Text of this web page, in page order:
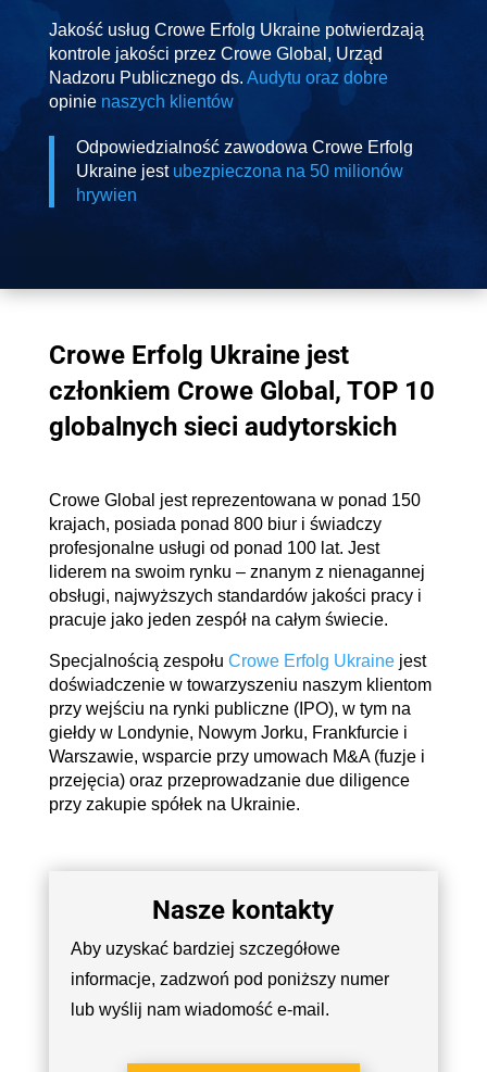
Jakość usług Crowe Erfolg Ukraine potwierdzają
kontrole jakości przez Crowe Global, Urząd
Nadzoru Publicznego ds. Audytu oraz dobre
opinie naszych klientów
Odpowiedzialność zawodowa Crowe Erfolg
Ukraine jest ubezpieczona na 50 milionów
hrywien
Crowe Erfolg Ukraine jest
członkiem Crowe Global, TOP 10
globalnych sieci audytorskich
Crowe Global jest reprezentowana w ponad 150
krajach, posiada ponad 800 biur i świadczy
profesjonalne usługi od ponad 100 lat. Jest
liderem na swoim rynku – znanym z nienagannej
obsługi, najwyższych standardów jakości pracy i
pracuje jako jeden zespół na całym świecie.
Specjalnością zespołu Crowe Erfolg Ukrainejest
doświadczenie w towarzyszeniu naszym klientom
przy wejściu na rynki publiczne (IPO), w tym na
giełdy w Londynie, Nowym Jorku, Frankfurcie i
Warszawie, wsparcie przy umowach M&A (fuzje i
przejęcia) oraz przeprowadzanie due diligence
przy zakupie spółek na Ukrainie.
Nasze kontakty
Aby uzyskać bardziej szczegółowe
informacje, zadzwoń pod poniższy numer
lub wyślij nam wiadomość e-mail.